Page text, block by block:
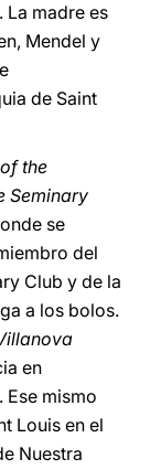
La madre es
Mendel y
de Saint
the
Seminary
se
del
Club y de la
a los bolos.
en
Ese mismo
Louis en el
Nuestra